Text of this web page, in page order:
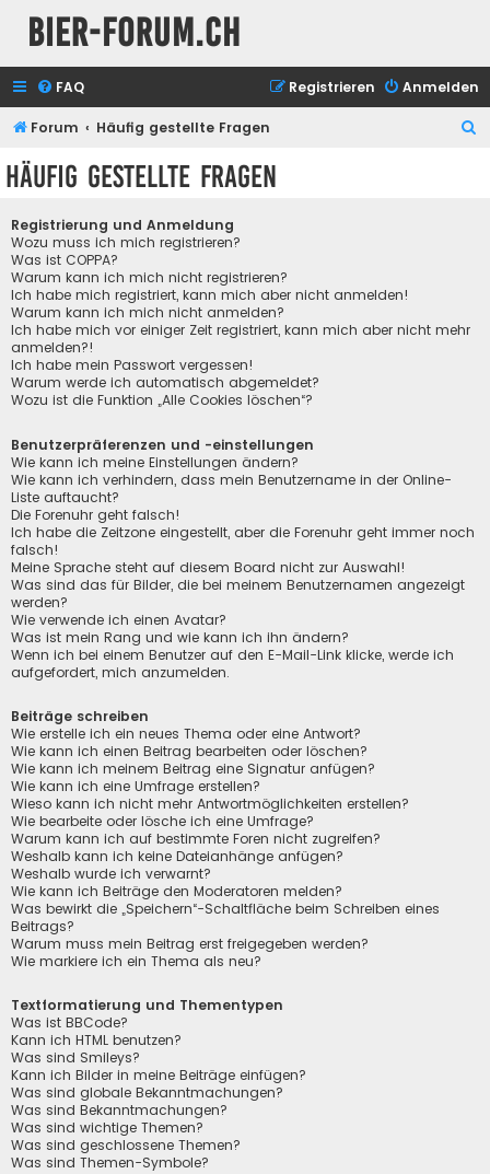
Bier-Forum.ch
FAQ Anmelden
Registrieren
Forum Häufig gestellte Fragen
Häufig gestellte Fragen
Registrierung und Anmeldung
Wozu muss ich mich registrieren?
Was ist COPPA?
Warum kann ich mich nicht registrieren?
Ich habe mich registriert, kann mich aber nicht anmelden!
Warum kann ich mich nicht anmelden?
Ich habe mich vor einiger Zeit registriert, kann mich aber nicht mehr
anmelden?!
Ich habe mein Passwort vergessen!
Warum werde ich automatisch abgemeldet?
Wozu ist die Funktion „Alle Cookies löschen“?
Benutzerpräferenzen und -einstellungen
Wie kann ich meine Einstellungen ändern?
Wie kann ich verhindern, dass mein Benutzername in der Online-
Liste auftaucht?
Die Forenuhr geht falsch!
Ich habe die Zeitzone eingestellt, aber die Forenuhr geht immer noch
falsch!
Meine Sprache steht auf diesem Board nicht zur Auswahl!
Was sind das für Bilder, die bei meinem Benutzernamen angezeigt
werden?
Wie verwende ich einen Avatar?
Was ist mein Rang und wie kann ich ihn ändern?
Wenn ich bei einem Benutzer auf den E-Mail-Link klicke, werde ich
aufgefordert, mich anzumelden.
Beiträge schreiben
Wie erstelle ich ein neues Thema oder eine Antwort?
Wie kann ich einen Beitrag bearbeiten oder löschen?
Wie kann ich meinem Beitrag eine Signatur anfügen?
Wie kann ich eine Umfrage erstellen?
Wieso kann ich nicht mehr Antwortmöglichkeiten erstellen?
Wie bearbeite oder lösche ich eine Umfrage?
Warum kann ich auf bestimmte Foren nicht zugreifen?
Weshalb kann ich keine Dateianhänge anfügen?
Weshalb wurde ich verwarnt?
Wie kann ich Beiträge den Moderatoren melden?
Was bewirkt die „Speichern“-Schaltfläche beim Schreiben eines
Beitrags?
Warum muss mein Beitrag erst freigegeben werden?
Wie markiere ich ein Thema als neu?
Textformatierung und Thementypen
Was ist BBCode?
Kann ich HTML benutzen?
Was sind Smileys?
Kann ich Bilder in meine Beiträge einfügen?
Was sind globale Bekanntmachungen?
Was sind Bekanntmachungen?
Was sind wichtige Themen?
Was sind geschlossene Themen?
Was sind Themen-Symbole?